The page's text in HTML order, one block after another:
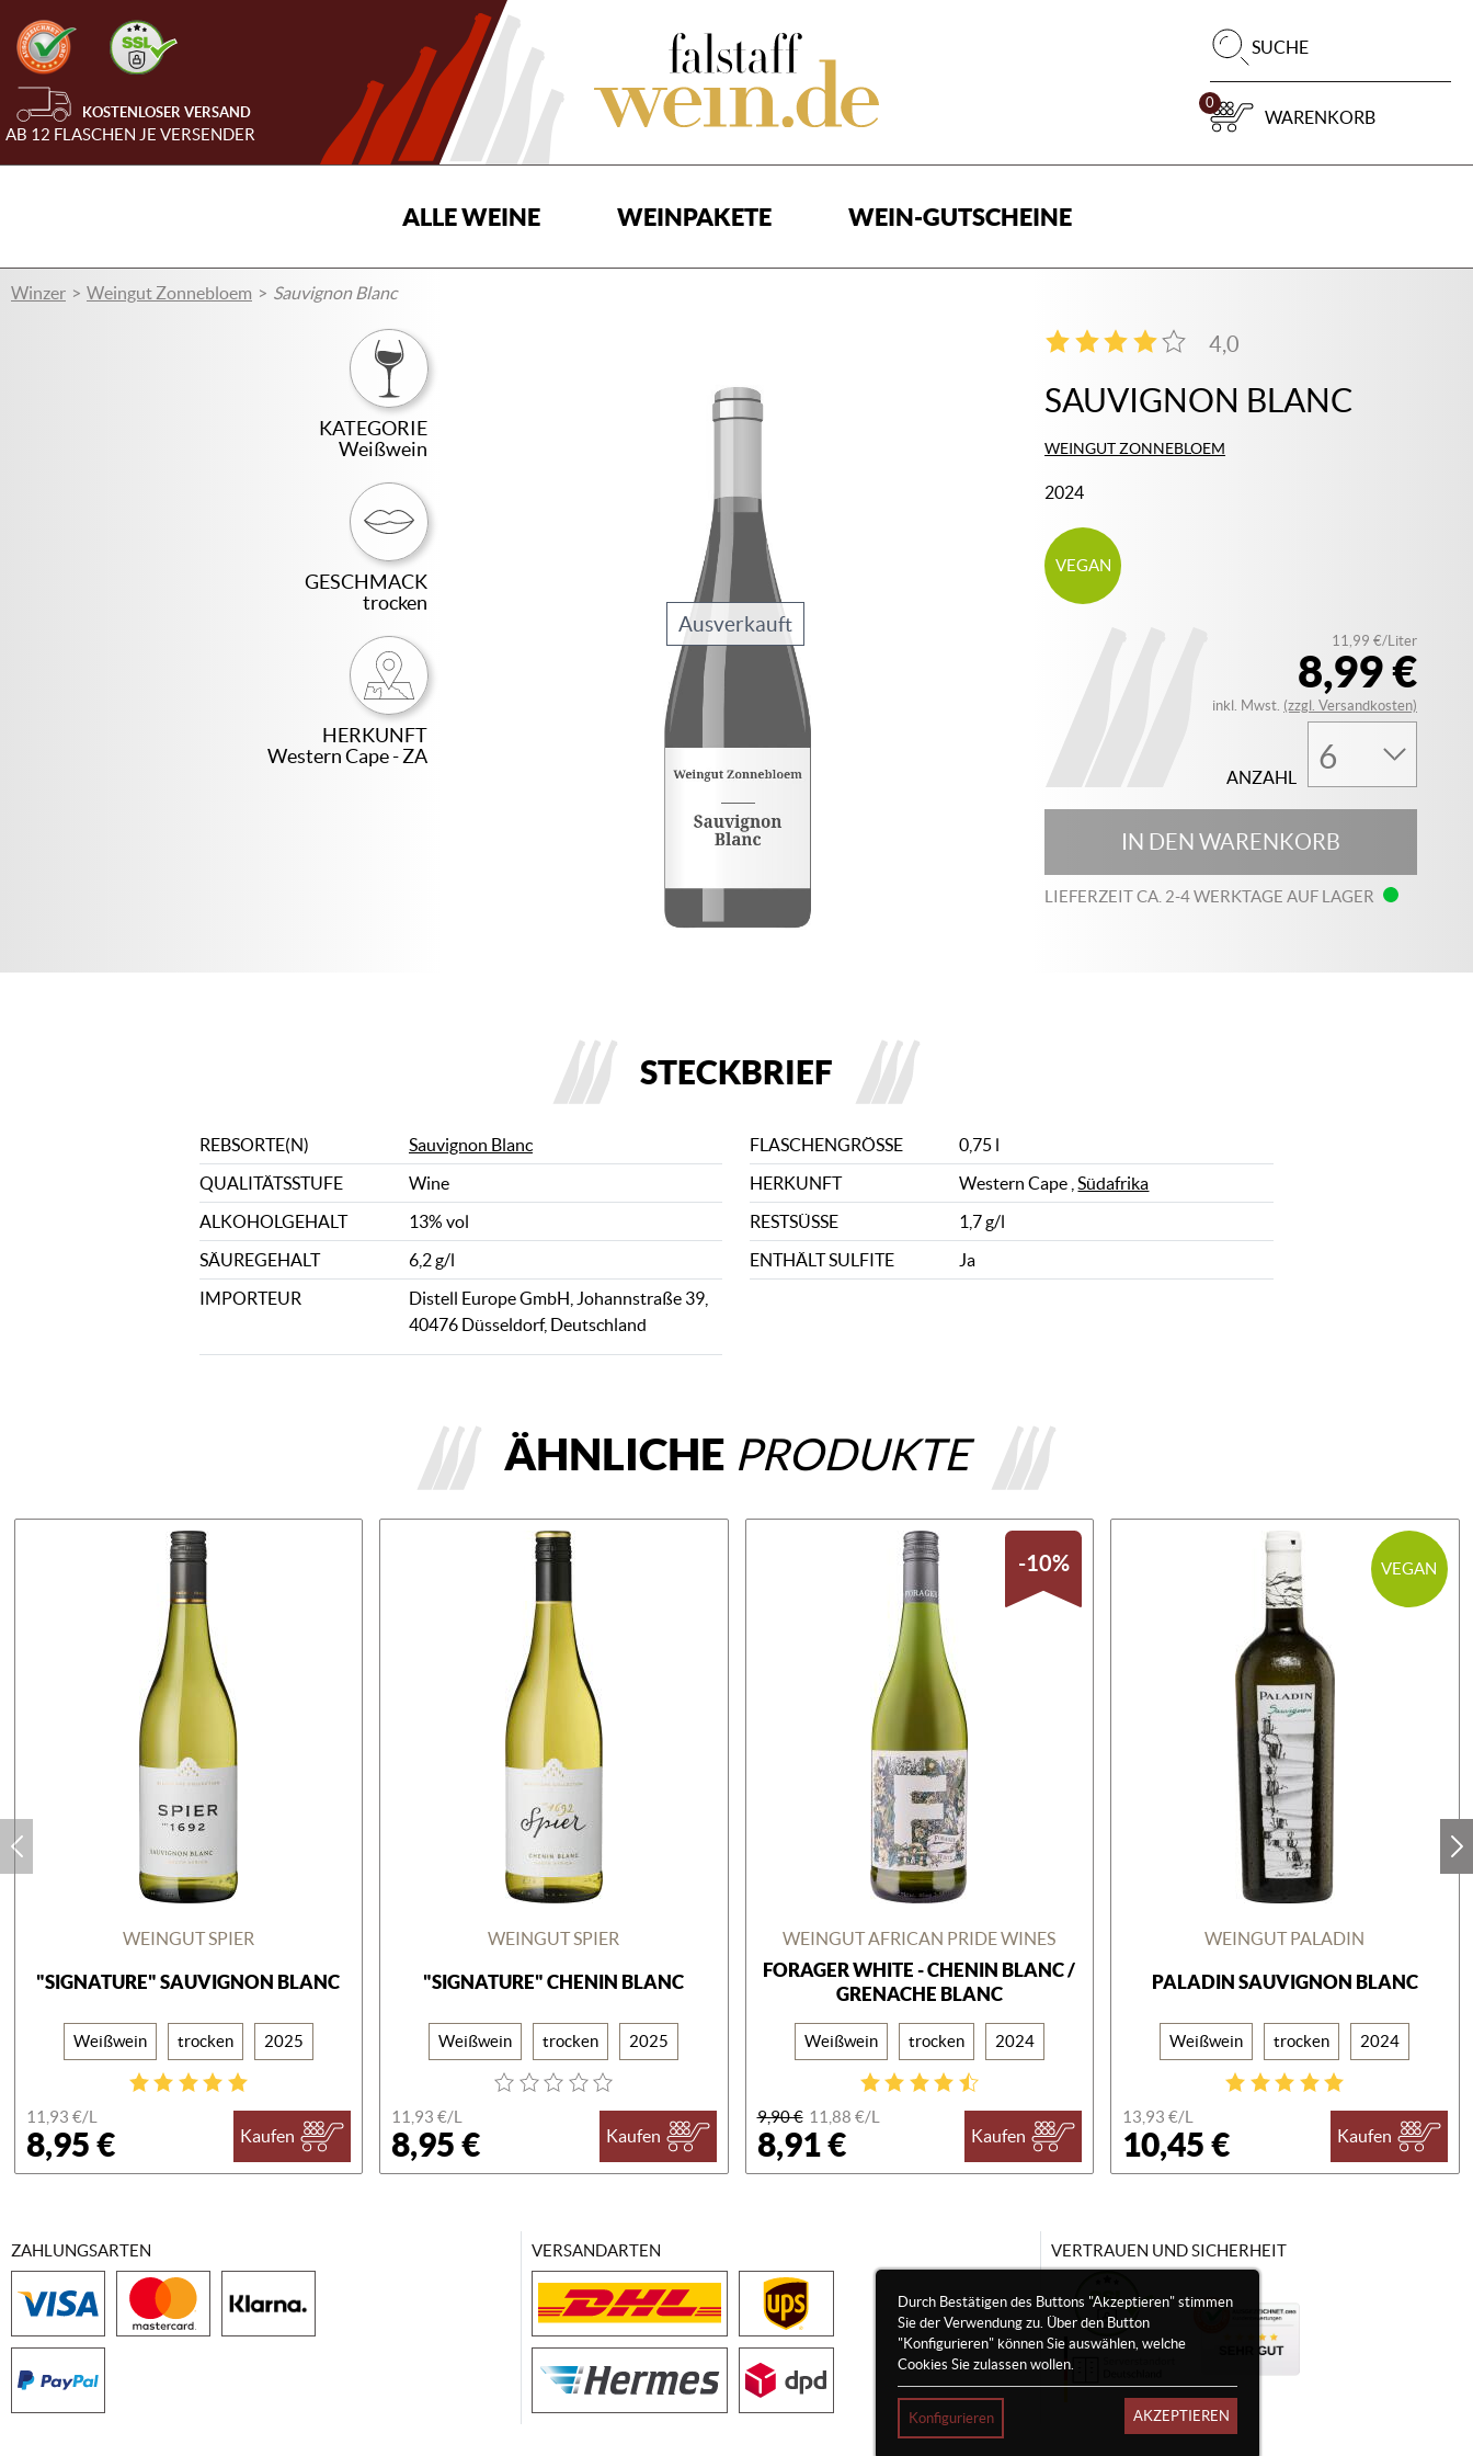
KOSTENLOSER VERSAND
AB 12 FLASCHEN JE VERSENDER
SUCHE
0
WARENKORB
ALLE WEINE WEINPAKETE WEIN-GUTSCHEINE
Winzer Weingut Zonnebloem Sauvignon Blanc
KATEGORIE
Weißwein
GESCHMACK
trocken
HERKUNFT
Western Cape - ZA
Ausverkauft
SAUVIGNON BLANC
WEINGUT ZONNEBLOEM
2024
4,0
2
VEGAN
8,99 €
11,99 €/Liter
inkl. Mwst. (zzgl. Versandkosten)
ANZAHL
IN DEN WARENKORB
LIEFERZEIT CA. 2-4 WERKTAGE AUF LAGER
STECKBRIEF
REBSORTE(N) Sauvignon Blanc FLASCHENGRÖSSE
0,75 l
QUALITÄTSSTUFE
Wine HERKUNFT Western Cape ,Südafrika
ALKOHOLGEHALT
13% vol RESTSÜSSE
1,7 g/l
SÄUREGEHALT
6,2 g/l ENTHÄLT SULFITE
Ja
IMPORTEUR
Distell Europe GmbH, Johannstraße 39,
40476 Düsseldorf, Deutschland
ÄHNLICHE PRODUKTE
WEINGUT SPIER
"SIGNATURE" SAUVIGNON BLANC
Weißwein trocken 2025
11,93 €/L
8,95 € Kaufen
WEINGUT SPIER
"SIGNATURE" CHENIN BLANC
Weißwein trocken 2025
11,93 €/L
8,95 € Kaufen
-10%
WEINGUT AFRICAN PRIDE WINES
FORAGER WHITE - CHENIN BLANC /
GRENACHE BLANC
Weißwein trocken 2024
9,90 € 11,88 €/L
8,91 € Kaufen
VEGAN
WEINGUT PALADIN
PALADIN SAUVIGNON BLANC
Weißwein trocken 2024
13,93 €/L
10,45 € Kaufen
Durch Bestätigen des Buttons "Akzeptieren" stimmen
Sie der Verwendung zu. Über den Button
"Konfigurieren" können Sie auswählen, welche
Cookies Sie zulassen wollen.
Konfigurieren AKZEPTIEREN
ZAHLUNGSARTEN VERSANDARTEN VERTRAUEN UND SICHERHEIT